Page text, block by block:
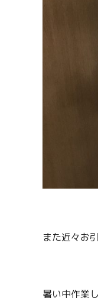
また近々お
暑い中作業